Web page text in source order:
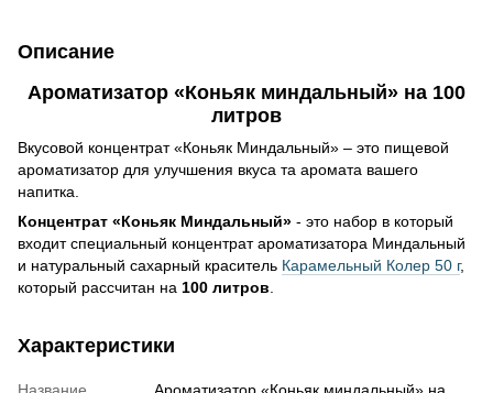
Описание
Ароматизатор «Коньяк миндальный» на 100
литров
Вкусовой концентрат «Коньяк Миндальный» – это пищевой
ароматизатор для улучшения вкуса та аромата вашего
напитка.
Концентрат «Коньяк Миндальный» - это набор в который
входит специальный концентрат ароматизатора Миндальный
и натуральный сахарный краситель Карамельный Колер 50 г,
который рассчитан на 100 литров
Характеристики